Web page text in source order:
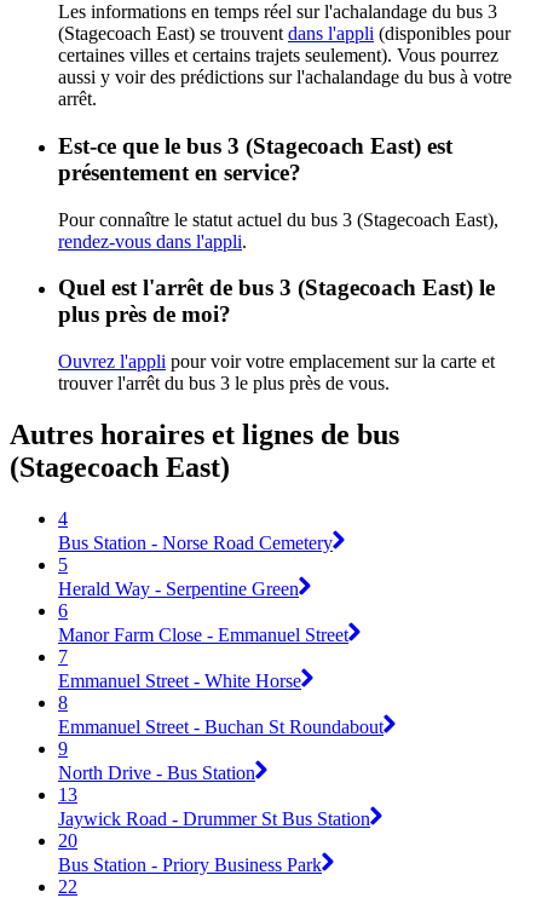
Les informations en temps réel sur l'achalandage du bus 3
(Stagecoach East) se trouvent dans l'appli (disponibles pour
certaines villes et certains trajets seulement). Vous pourrez
aussi y voir des prédictions sur l'achalandage du bus à votre
arrêt.
Est-ce que le bus 3 (Stagecoach East) est
présentement en service?
Pour connaître le statut actuel du bus 3 (Stagecoach East),
rendez-vous dans l'appli.
Quel est l'arrêt de bus 3 (Stagecoach East) le
plus près de moi?
Ouvrez l'appli pour voir votre emplacement sur la carte et
trouver l'arrêt du bus 3 le plus près de vous.
Autres horaires et lignes de bus
(Stagecoach East)
4
Bus Station - Norse Road Cemetery
5
Herald Way - Serpentine Green
6
Manor Farm Close - Emmanuel Street
7
Emmanuel Street - White Horse
8
Emmanuel Street - Buchan St Roundabout
9
North Drive - Bus Station
13
Jaywick Road - Drummer St Bus Station
20
Bus Station - Priory Business Park
22